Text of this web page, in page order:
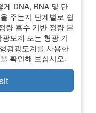
게 DNA, RNA 및 단
주는지 단계별로 쉽
량 흡수 기반 정량 분
도계 또는 형광 기
광광도계를 사용한
확인해 보십시오.